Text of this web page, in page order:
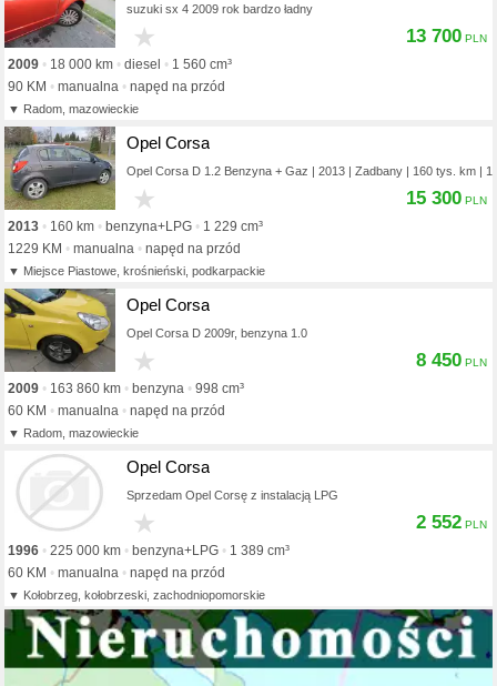
suzuki sx 4 2009 rok bardzo ładny
2009 18 000 km diesel
1 560 cm³
90 KM
manualna napęd na przód
Radom, mazowieckie
13 700
Opel Corsa
Opel Corsa D 1.2 Benzyna + Gaz | 2013 | Zadbany | 160 tys. km |
2013 160 km benzyna+LPG
1 229 cm³
1229 KM
manualna napęd na przód
Miejsce Piastowe, krośnieński, podkarpackie
15 300
Opel Corsa
Opel Corsa D 2009r, benzyna 1.0
2009 163 860 km benzyna
998 cm³
60 KM
manualna napęd na przód
Radom, mazowieckie
8 450
Opel Corsa
Sprzedam Opel Corsę z instalacją LPG
1996 225 000 km benzyna+LPG
1 389 cm³
60 KM
manualna napęd na przód
Kołobrzeg, kołobrzeski, zachodniopomorskie
2 552